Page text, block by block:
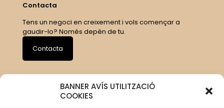
BANNER AVÍS UTILITZACIÓ
COOKIES
Contacta
Tens un negoci en creixement i vols començar a
gaudir-lo? Només depèn de tu.
Contacta